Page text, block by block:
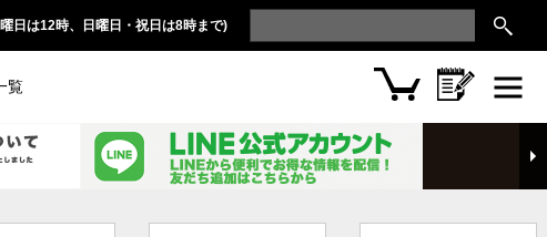
日は12時、日曜日・祝日は8時まで)
覧